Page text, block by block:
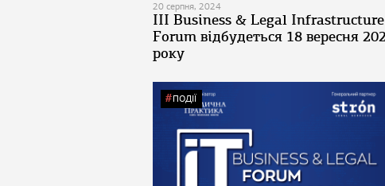
20 серпня, 2024
ІІІ Business & Legal Infrastructure
Forum відбудеться 18 вересня
року
ПОДІЇ